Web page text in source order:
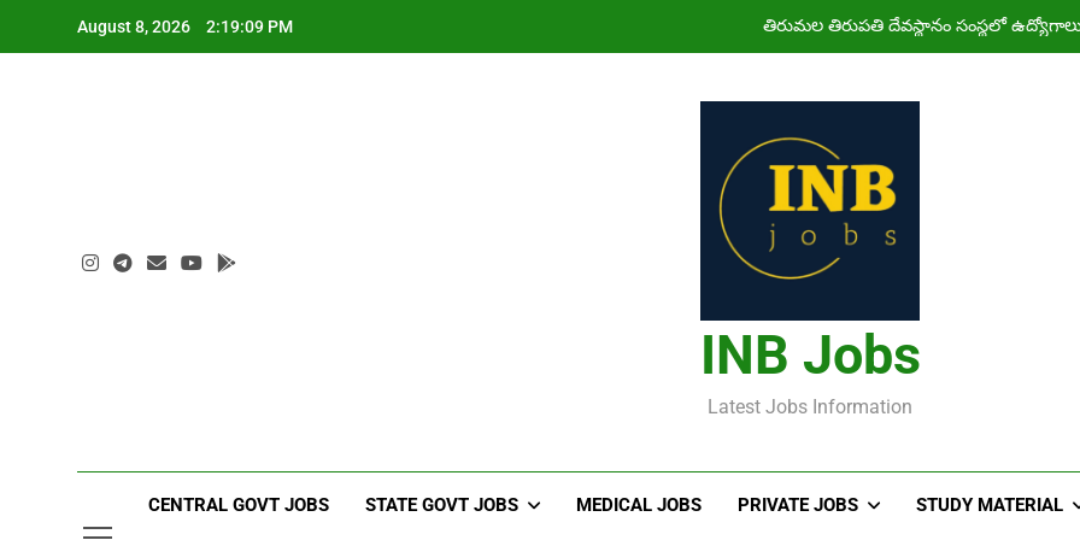
August 8, 2026 2:19:10 PM తిరుమల తిరుపతి దేవస్థానం సంస్థలో ఉద్యోగాలు
NIMS Nursing Officer Shortlisted
తిరుమల తిరుపతి దేవస్థానం సంస్థలో ఉద్యోగాలు
INB Jobs
Latest Jobs Information
CENTRAL GOVT JOBS STATE GOVT JOBS MEDICAL JOBS PRIVATE JOBS STUDY MATERIAL